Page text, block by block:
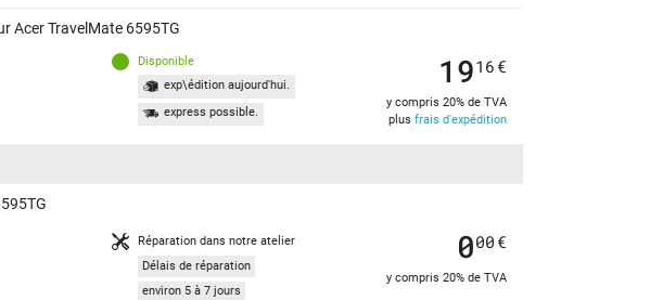
Acer TravelMate 6595TG
Disponible
exp\édition aujourd'hui.
express possible.
1916 €
y compris 20% de TVA
plus frais d'expédition
Réparation dans notre atelier
Délais de réparation
environ 5 à 7 jours
000 €
y compris 20% de TVA